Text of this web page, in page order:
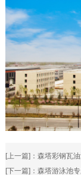
[上一篇]： 森塔彩钢瓦
[下一篇]： 森塔游泳池